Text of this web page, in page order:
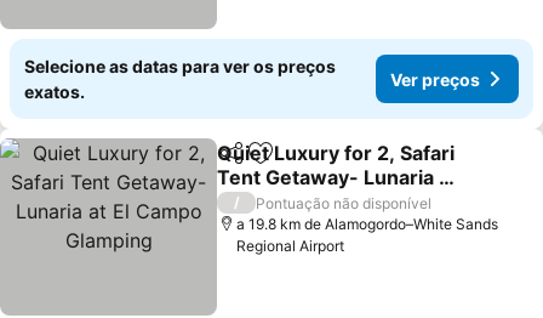
Selecione as datas para ver os preços
exatos.
Ver preços
PartilharAdicionar aos favoritos
Quiet Luxury for 2, Safari
Tent Getaway- Lunaria at
El Campo Glamping
Ver preços
/
Pontuação não disponível
a 19.8 km de Alamogordo–White Sands
Regional Airport